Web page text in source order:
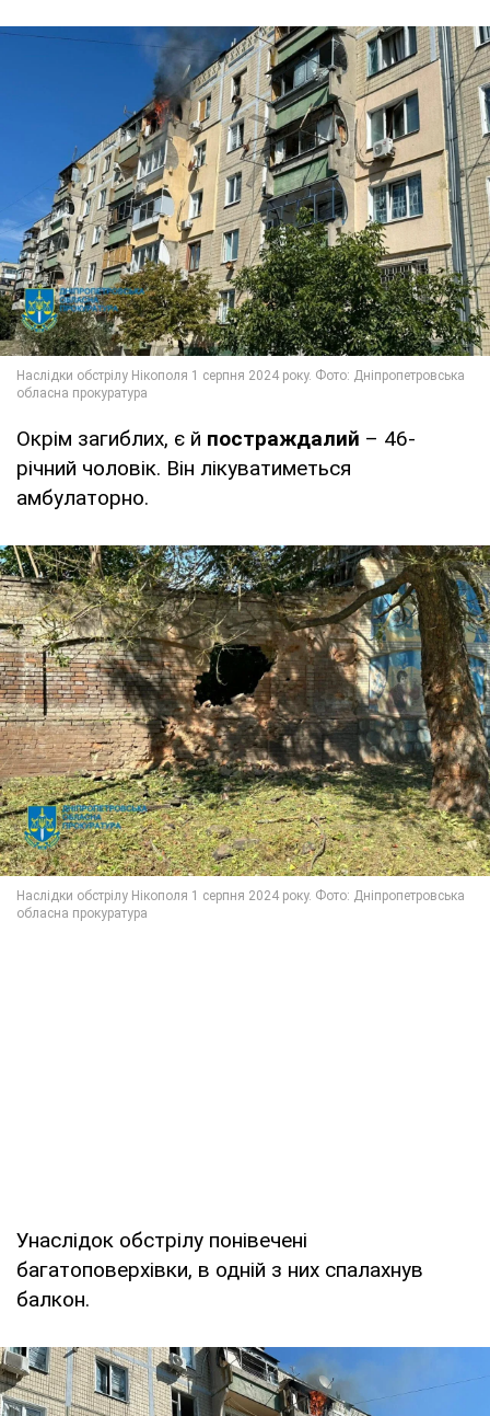
Окрім загиблих, є й постраждалий – 46-
річний чоловік. Він лікуватиметься
амбулаторно.
Унаслідок обстрілу понівечені
багатоповерхівки, в одній з них спалахнув
балкон.